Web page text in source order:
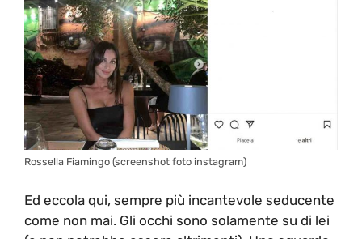
Rossella Fiamingo (screenshot foto instagram)
Ed eccola qui, sempre più incantevole seducente
come non mai. Gli occhi sono solamente su di lei